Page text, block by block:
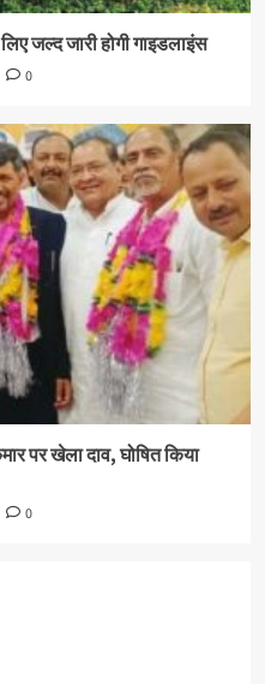
जल्द जारी होगी गाइडलाइंस
0
पर खेला दाव, घोषित किया
0